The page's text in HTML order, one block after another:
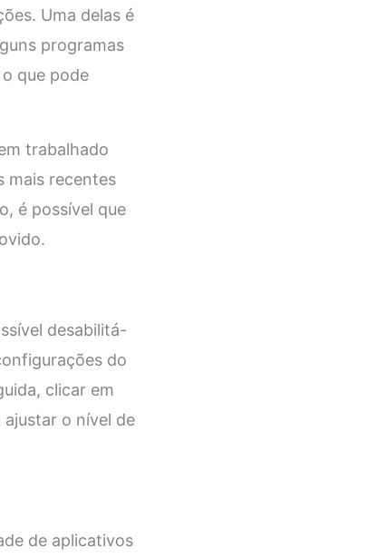
Uma delas é
programas
que pode
trabalhado
mais recentes
é possível que
desabilitá-
do
clicar em
ajustar o nível de
de aplicativos